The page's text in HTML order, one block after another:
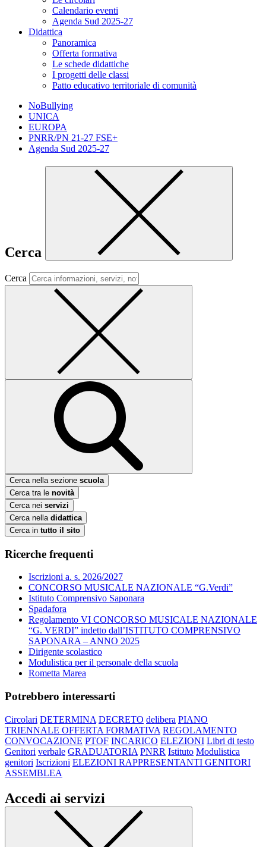
Calendario eventi
Agenda Sud 2025-27
Didattica
Panoramica
Offerta formativa
Le schede didattiche
I progetti delle classi
Patto educativo territoriale di comunità
NoBullying
UNICA
EUROPA
PNRR/PN 21-27 FSE+
Agenda Sud 2025-27
Cerca
Cerca
Cerca nella sezione scuola
Cerca tra le novità
Cerca nei servizi
Cerca nella didattica
Cerca in tutto il sito
Ricerche frequenti
Iscrizioni a. s. 2026/2027
CONCORSO MUSICALE NAZIONALE “G.Verdi”
Istituto Comprensivo Saponara
Spadafora
Regolamento VI CONCORSO MUSICALE NAZIONALE
“G. VERDI” indetto dall’ISTITUTO COMPRENSIVO
SAPONARA – ANNO 2025
Dirigente scolastico
Modulistica per il personale della scuola
Rometta Marea
Potrebbero interessarti
Circolari DETERMINA DECRETO delibera PIANO
TRIENNALE OFFERTA FORMATIVA REGOLAMENTO
CONVOCAZIONE PTOF INCARICO ELEZIONI Libri di testo
Genitori verbale GRADUATORIA PNRR Istituto Modulistica
genitori Iscrizioni ELEZIONI RAPPRESENTANTI GENITORI
ASSEMBLEA
Accedi ai servizi